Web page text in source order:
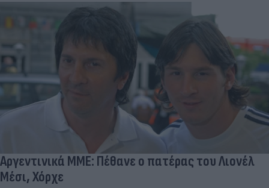
Αργεντινικά ΜΜΕ: Πέθανε ο πατέρας του Λιονέλ
Μέσι, Χόρχε